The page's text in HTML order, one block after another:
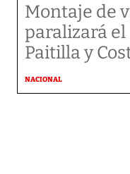
Montaje de
paralizará
Paitilla y
NACIONAL